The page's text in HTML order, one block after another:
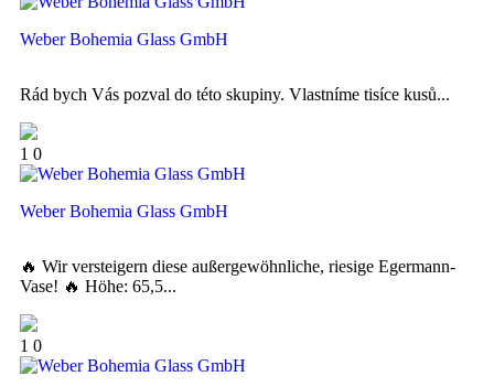
Weber Bohemia Glass GmbH
Rád bych Vás pozval do této skupiny. Vlastníme tisíce kusů...
1 0
Weber Bohemia Glass GmbH
🔥 Wir versteigern diese außergewöhnliche, riesige Egermann-
Vase! 🔥 Höhe: 65,5...
1 0